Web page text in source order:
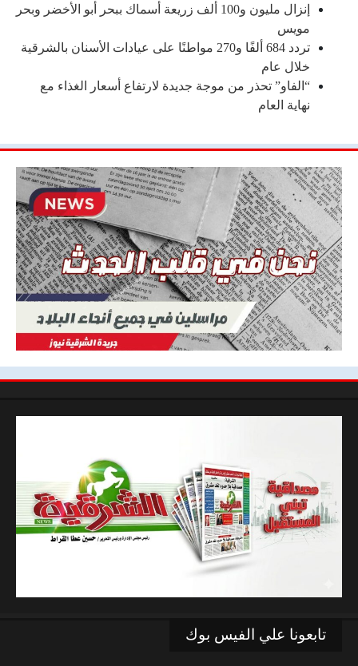
إنزال مليون و100 ألف زريعة أسماك ببحر أبو الأخضر وبحر
مويس
تردد 684 ألفًا و270 مواطنًا على عيادات الأسنان بالشرقية
خلال عام
“الفاو” تحذر من موجة جديدة لارتفاع أسعار الغذاء مع
نهاية العام
تابعونا علي الفيس بوك